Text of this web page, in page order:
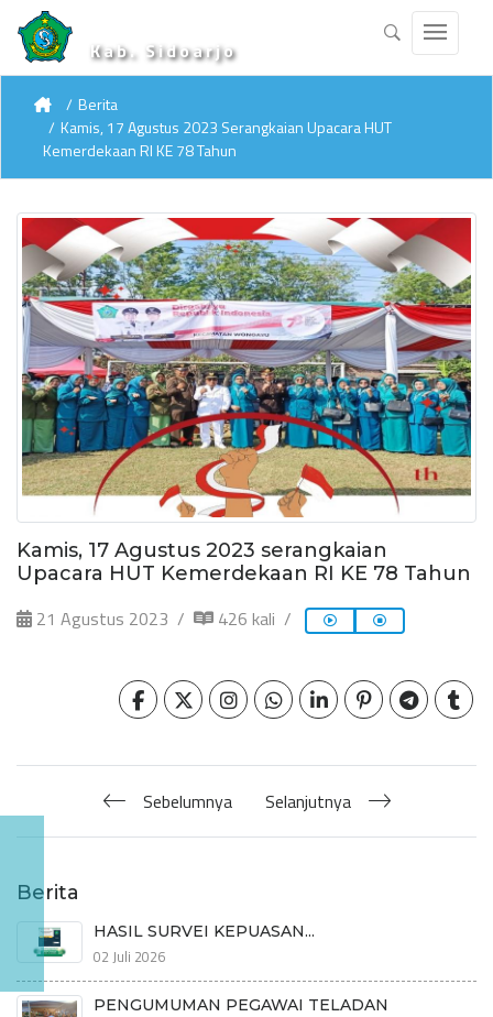
Kab. Sidoarjo
Berita
Kamis, 17 Agustus 2023 Serangkaian Upacara HUT
Kemerdekaan RI KE 78 Tahun
Kamis, 17 Agustus 2023 serangkaian
Upacara HUT Kemerdekaan RI KE 78 Tahun
21 Agustus 2023 426 kali
Sebelumnya Selanjutnya
Berita
HASIL SURVEI KEPUASAN...
02 Juli 2026
PENGUMUMAN PEGAWAI TELADAN